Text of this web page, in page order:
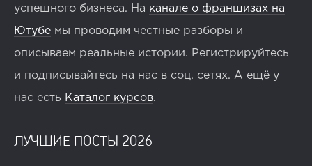
успешного бизнеса. На канале о франшизах на
Ютубе мы проводим честные разборы и
описываем реальные истории. Регистрируйтесь
и подписывайтесь на нас в соц. сетях. А ещё у
нас есть Каталог курсов.
ЛУЧШИЕ ПОСТЫ 2026